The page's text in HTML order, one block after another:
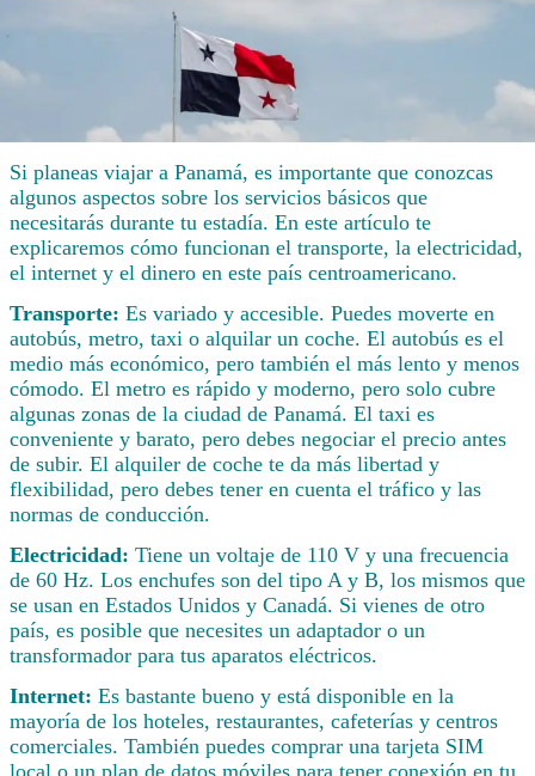
Si planeas viajar a Panamá, es importante que conozcas
algunos aspectos sobre los servicios básicos que
necesitarás durante tu estadía. En este artículo te
explicaremos cómo funcionan el transporte, la electricidad,
el internet y el dinero en este país centroamericano.
Transporte: Es variado y accesible. Puedes moverte en
autobús, metro, taxi o alquilar un coche. El autobús es el
medio más económico, pero también el más lento y menos
cómodo. El metro es rápido y moderno, pero solo cubre
algunas zonas de la ciudad de Panamá. El taxi es
conveniente y barato, pero debes negociar el precio antes
de subir. El alquiler de coche te da más libertad y
flexibilidad, pero debes tener en cuenta el tráfico y las
normas de conducción.
Electricidad: Tiene un voltaje de 110 V y una frecuencia
de 60 Hz. Los enchufes son del tipo A y B, los mismos que
se usan en Estados Unidos y Canadá. Si vienes de otro
país, es posible que necesites un adaptador o un
transformador para tus aparatos eléctricos.
Internet: Es bastante bueno y está disponible en la
mayoría de los hoteles, restaurantes, cafeterías y centros
comerciales. También puedes comprar una tarjeta SIM
local o un plan de datos móviles para tener conexión en tu